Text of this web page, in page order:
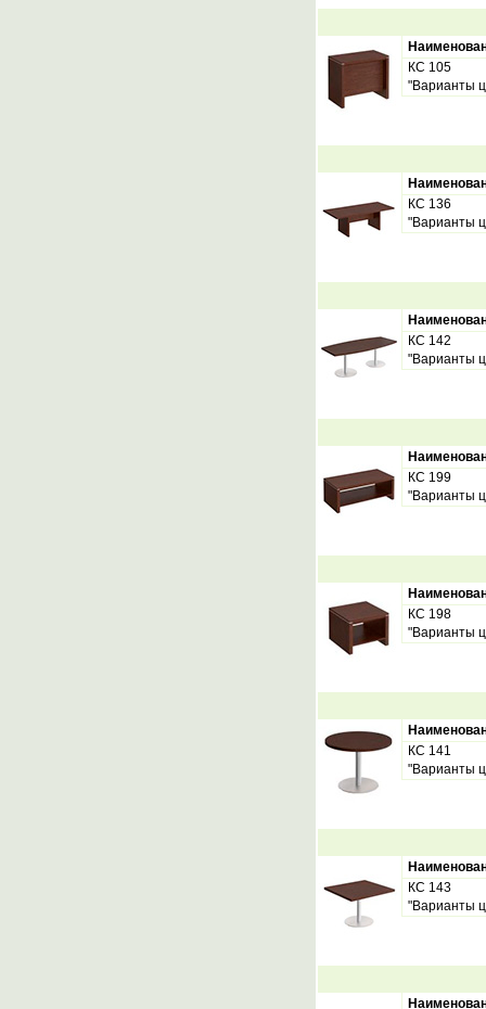
КС 105
"Варианты
КС 136
"Варианты
КС 142
"Варианты
КС 199
"Варианты
КС 198
"Варианты
КС 141
"Варианты
КС 143
"Варианты